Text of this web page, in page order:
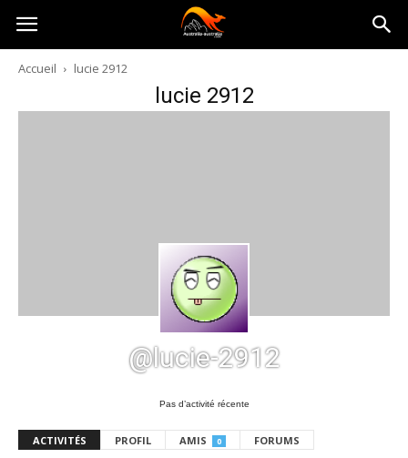
Australia-
australie.com
Accueil lucie 2912
lucie 2912
@lucie-2912
Pas d’activité récente
ACTIVITÉS PROFIL AMIS 0 FORUMS